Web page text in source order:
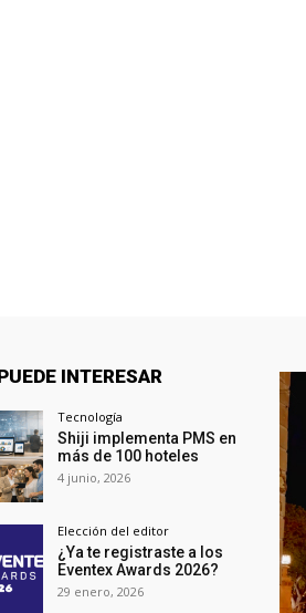
INTERESAR
Tecnología
Shiji implementa PMS en
más de 100 hoteles
4 junio, 2026
Elección del editor
¿Ya te registraste a los
Eventex Awards 2026?
29 enero, 2026